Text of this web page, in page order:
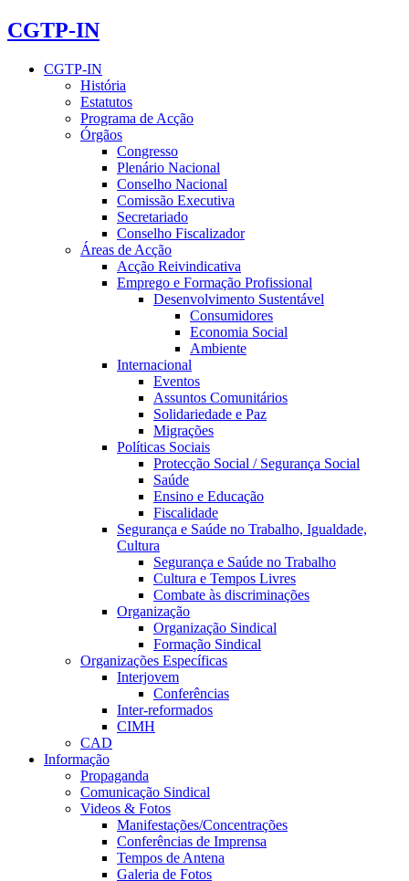
CGTP-IN
CGTP-IN
História
Estatutos
Programa de Acção
Órgãos
Congresso
Plenário Nacional
Conselho Nacional
Comissão Executiva
Secretariado
Conselho Fiscalizador
Áreas de Acção
Acção Reivindicativa
Emprego e Formação Profissional
Desenvolvimento Sustentável
Consumidores
Economia Social
Ambiente
Internacional
Eventos
Assuntos Comunitários
Solidariedade e Paz
Migrações
Políticas Sociais
Protecção Social / Segurança Social
Saúde
Ensino e Educação
Fiscalidade
Segurança e Saúde no Trabalho, Igualdade,
Cultura
Segurança e Saúde no Trabalho
Cultura e Tempos Livres
Combate às discriminações
Organização
Organização Sindical
Formação Sindical
Organizações Específicas
Interjovem
Conferências
Inter-reformados
CIMH
CAD
Informação
Propaganda
Comunicação Sindical
Videos & Fotos
Manifestações/Concentrações
Conferências de Imprensa
Tempos de Antena
Galeria de Fotos